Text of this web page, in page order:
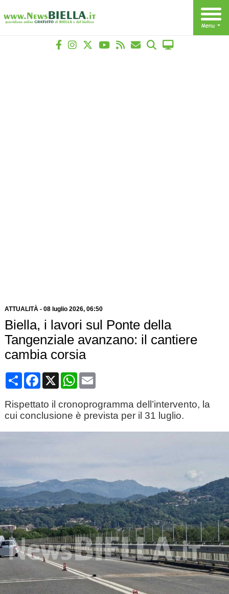
ATTUALITÀ- 08 luglio 2026, 06:50
Biella, i lavori sul Ponte della
Tangenziale avanzano: il cantiere
cambia corsia
CondividiFacebook
X WhatsApp
Email
Rispettato il cronoprogramma dell’intervento, la
cui conclusione è prevista per il 31 luglio.